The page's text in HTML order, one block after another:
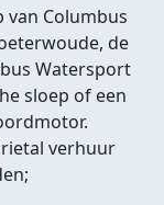
Columbus
de
Watersport
sloep of een
verhuur